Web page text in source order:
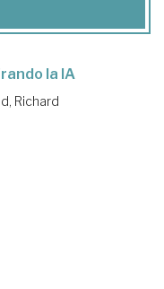
la IA
Richard